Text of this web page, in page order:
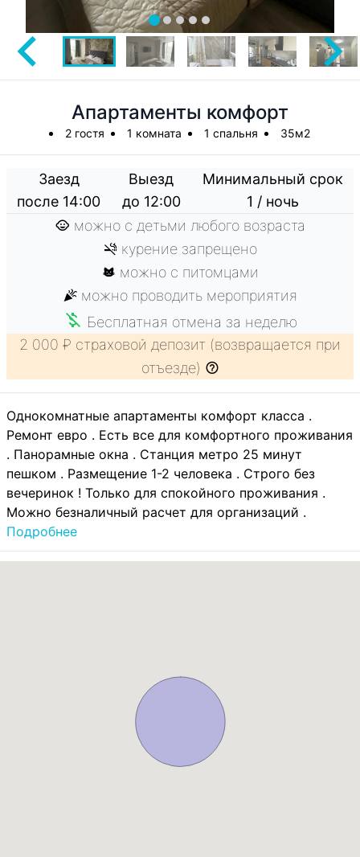
Апартаменты комфорт
2 гостя 1 комната 1 спальня 35м2
Заезд
после 14:00
Выезд
до 12:00
Минимальный срок
1 / ночь
можно с детьми любого возраста
курение запрещено
можно с питомцами
можно проводить мероприятия
Бесплатная отмена за неделю
2 000 ₽ страховой депозит (возвращается при
отъезде)
Однокомнатные апартаменты комфорт класса .
Ремонт евро . Есть все для комфортного проживания
. Панорамные окна . Станция метро 25 минут
пешком . Размещение 1-2 человека . Строго без
вечеринок ! Только для спокойного проживания .
Можно безналичный расчет для организаций .
Подробнее